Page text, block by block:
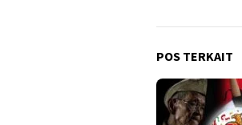
POS TERKAIT